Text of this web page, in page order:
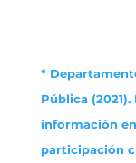
*
Pública
información
participación